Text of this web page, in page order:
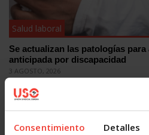
Consentimiento Detalles
Salud laboral
Se actualizan las patologías
anticipada por discapacidad
3 AGOSTO, 2026